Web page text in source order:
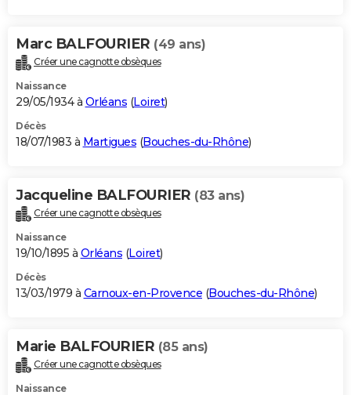
Marc BALFOURIER (49 ans)
Créer une cagnotte obsèques
Naissance
29/05/1934 à Orléans (Loiret)
Décès
18/07/1983 à Martigues (Bouches-du-Rhône)
Jacqueline BALFOURIER (83 ans)
Créer une cagnotte obsèques
Naissance
19/10/1895 à Orléans (Loiret)
Décès
13/03/1979 à Carnoux-en-Provence (Bouches-du-Rhône)
Marie BALFOURIER (85 ans)
Créer une cagnotte obsèques
Naissance